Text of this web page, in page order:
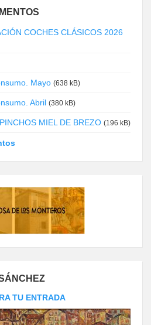
COCHES CLÁSICOS 2026
Mayo (638 kB)
Abril (380 kB)
MIEL DE BREZO (196 kB)
TU ENTRADA